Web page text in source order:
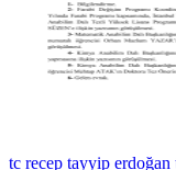
tc recep tayyip